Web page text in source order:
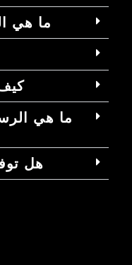
ما هي
ما هي
هل